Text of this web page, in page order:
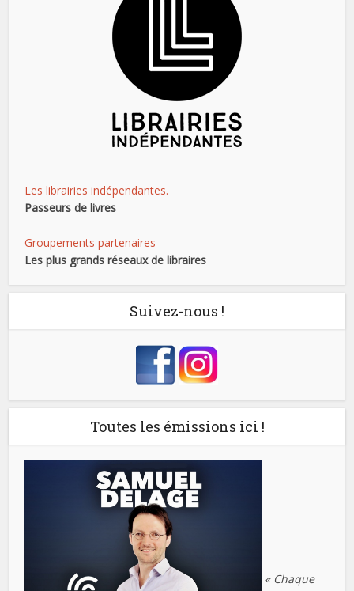
Les librairies indépendantes.
Passeurs de livres
Groupements partenaires
Les plus grands réseaux de libraires
Suivez-nous !
Toutes les émissions ici !
« Chaque